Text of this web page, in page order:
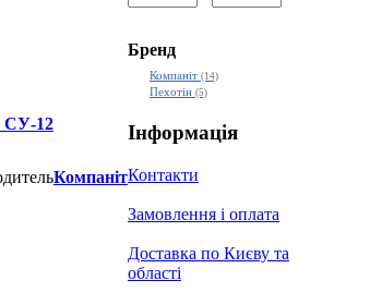
СУ-12
Компаніт
Бренд
Компаніт (14)
Пехотін (5)
Інформація
Контакти
Замовлення і оплата
Доставка по Києву та
області